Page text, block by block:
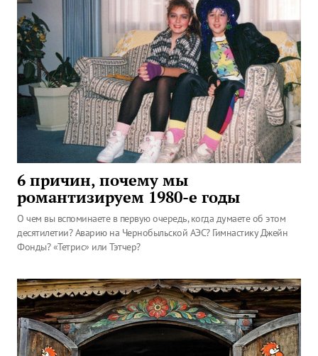
6 причин, почему мы
романтизируем 1980-е годы
О чем вы вспоминаете в первую очередь, когда думаете об этом
десятилетии? Аварию на Чернобыльской АЭС? Гимнастику Джейн
Фонды? «Тетрис» или Тэтчер?